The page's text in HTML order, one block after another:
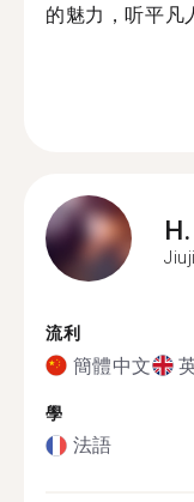
的魅力，听平凡
H.
流利
簡體中文
學
法語